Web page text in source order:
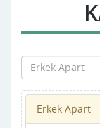
Arnavutluk
Avustralya
Avusturya
Azerbaycan
Erkek Apart